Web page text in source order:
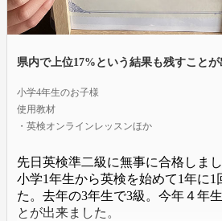
県内で上位17%という結果も残すこと
小学4年生のお子様
使用教材
・英検オンラインレッスンほか
先日英検準二級に無事に合格しまし
小学1年生から英検を始めて1年に1
た。去年の3年生で3級。今年４年
とが出来ました。